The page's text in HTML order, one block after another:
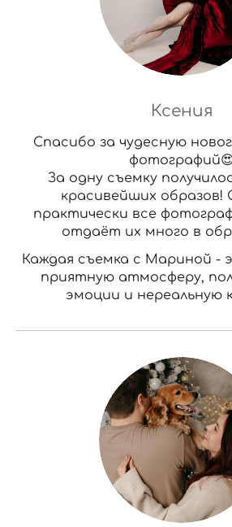
Ксения
Спасибо за чудесную
За одну съемку
красивейших образов!
практически все
отдаёт их много в
Каждая съемка с Мариной -
приятную атмосферу,
эмоции и нереальную